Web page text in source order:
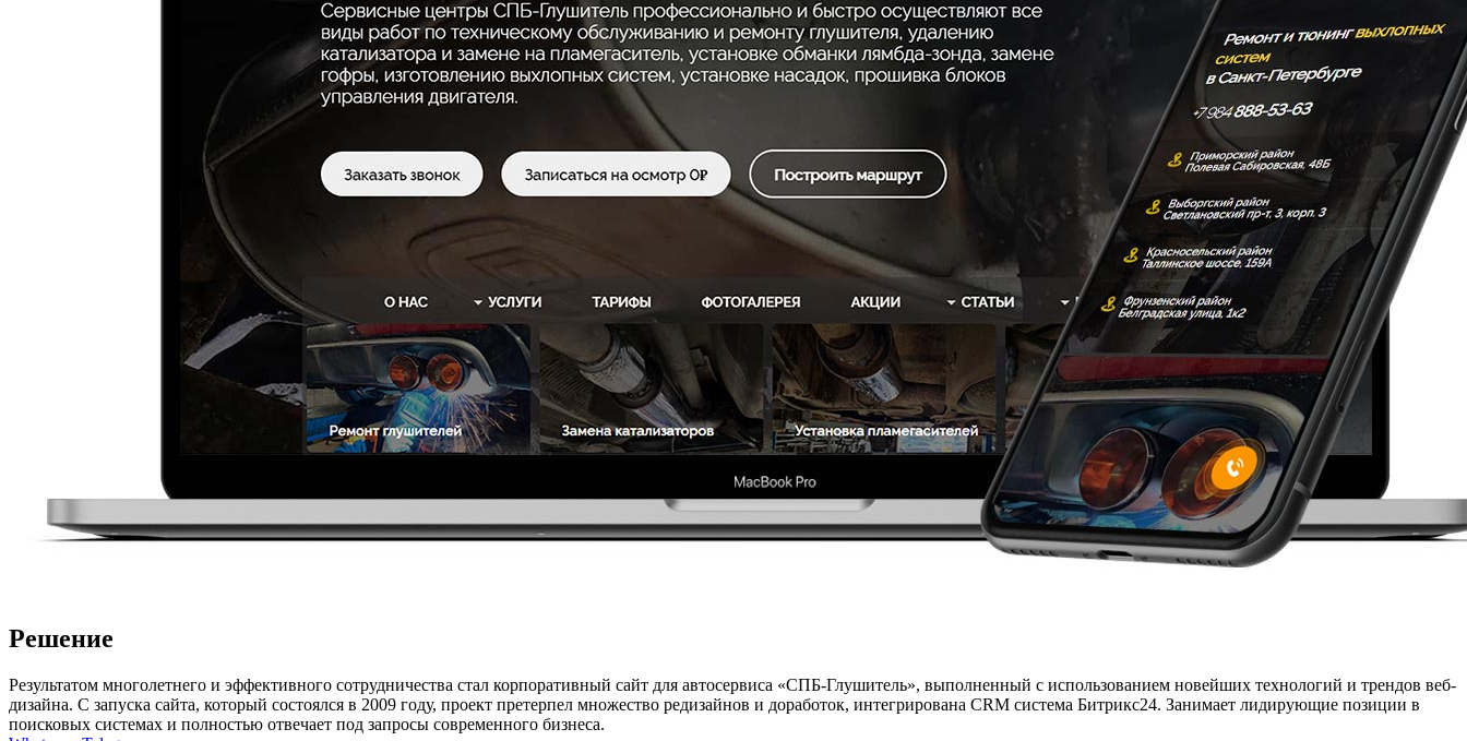
Решение
Результатом многолетнего и эффективного сотрудничества стал корпоративный сайт для автосервиса «СПБ-Глушитель», выполненный с использованием новейших технологий и трендов веб-
дизайна. С запуска сайта, который состоялся в 2009 году, проект претерпел множество редизайнов и доработок, интегрирована CRM система Битрикс24. Занимает лидирующие позиции в
поисковых системах и полностью отвечает под запросы современного бизнеса.